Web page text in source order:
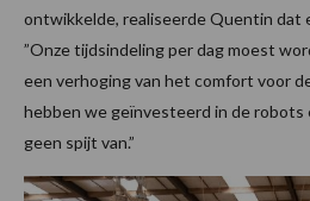
ontwikkelde, realiseerde Quentin dat
”Onze tijdsindeling per dag moest
een verhoging van het comfort voor
hebben we geïnvesteerd in de robots
geen spijt van.”